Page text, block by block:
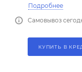
Подробнее
Самовывоз
КУПИТЬ В